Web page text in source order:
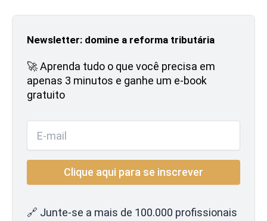
Newsletter: domine a reforma tributária
🚀 Aprenda tudo o que você precisa em
apenas 3 minutos e ganhe um e-book
gratuito
🔗 Junte-se a mais de 100.000 profissionais